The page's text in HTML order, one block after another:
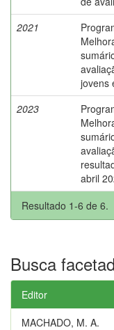
2021
jovens
2023
abril
Resultado 1-6 de 6.
Busca
Editor
MACHADO, M. A.